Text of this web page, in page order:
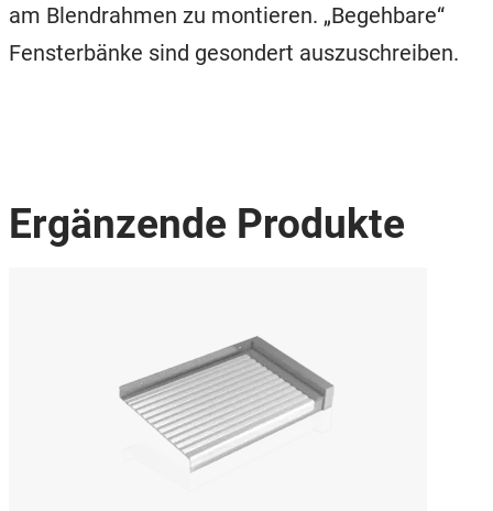
am Blendrahmen zu montieren. „Begehbare“
Fensterbänke sind gesondert auszuschreiben.
Ergänzende Produkte